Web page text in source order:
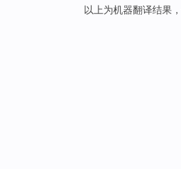
以上为机器翻译结果